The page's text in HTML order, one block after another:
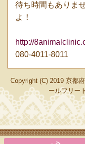
待ち時間もありま
よ！
http://
080-4011-8011
Copyright (C) 2019 京都
ールフリー